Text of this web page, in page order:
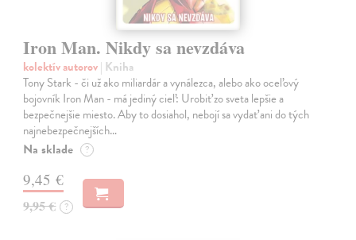
Iron Man. Nikdy sa nevzdáva
kolektív autorov| Kniha
Tony Stark - či už ako miliardár a vynálezca, alebo ako oceľový
bojovník Iron Man - má jediný cieľ: Urobiť zo sveta lepšie a
bezpečnejšie miesto. Aby to dosiahol, nebojí sa vydať ani do tých
najnebezpečnejších…
Na sklade ?
9,45 €
9,95 € ?